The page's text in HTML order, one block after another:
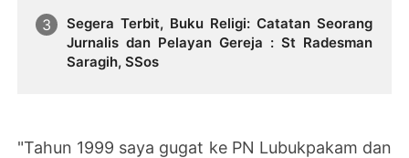
Segera Terbit, Buku Religi: Catatan Seorang
Jurnalis dan Pelayan Gereja : St Radesman
Saragih, SSos
"Tahun 1999 saya gugat ke PN Lubukpakam dan